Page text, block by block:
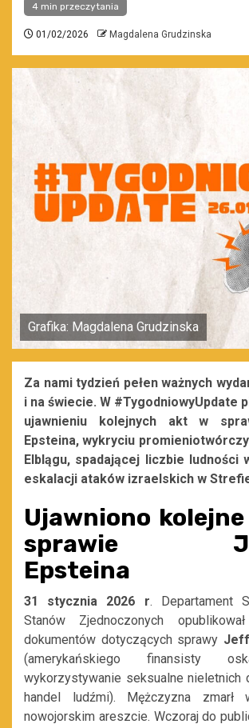
4 min przeczytania
01/02/2026 Magdalena Grudzinska
Grafika: Magdalena Grudzinska
Za nami tydzień pełen ważnych
i na świecie. W #TygodniowyUpdate
ujawnieniu kolejnych akt w
Epsteina, wykryciu
Elblągu, spadającej liczbie ludności
eskalacji ataków izraelskich w
Ujawniono
sprawie
Epsteina
31 stycznia 2026 r. Departament
Stanów Zjednoczonych
dokumentów dotyczących sprawy
(amerykańskiego finansisty
wykorzystywanie seksualne nieletnich
handel ludźmi). Mężczyzna
nowojorskim areszcie. Wczoraj do